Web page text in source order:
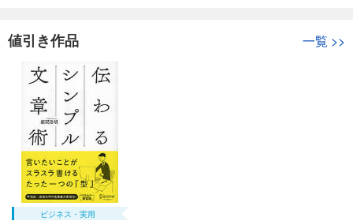
値引き作品 一覧 >>
ビジネス・実用